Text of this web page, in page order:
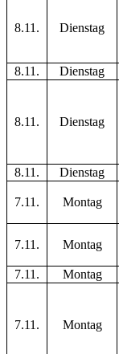
8.11. Dienstag
8.11. Dienstag
8.11. Dienstag
8.11. Dienstag
7.11. Montag
7.11. Montag
7.11. Montag
7.11. Montag